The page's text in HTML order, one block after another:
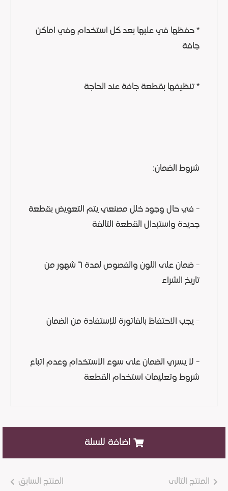
* حفظها في علبها بعد كل استخدام وفي اماكن
جافة
* تنظيفها بقطعة جافة عند الحاجة
شروط الضمان:
- في حال وجود خلل مصنعي يتم التعويض بقطعة
جديدة واستبدال القطعة التالفة
- ضمان على اللون والفصوص لمدة ٦ شهور من
تاريخ الشراء
- يجب الاحتفاظ بالفاتورة للإستفادة من الضمان
- لا يسري الضمان على سوء الاستخدام وعدم اتباع
شروط وتعليمات استخدام القطعة
اضافة للسلة
المنتج التالى المنتج السابق